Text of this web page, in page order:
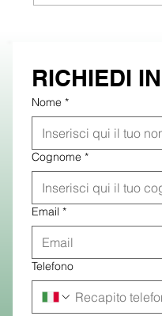
RICHIEDI
Nome *
Cognome *
Email *
Telefono